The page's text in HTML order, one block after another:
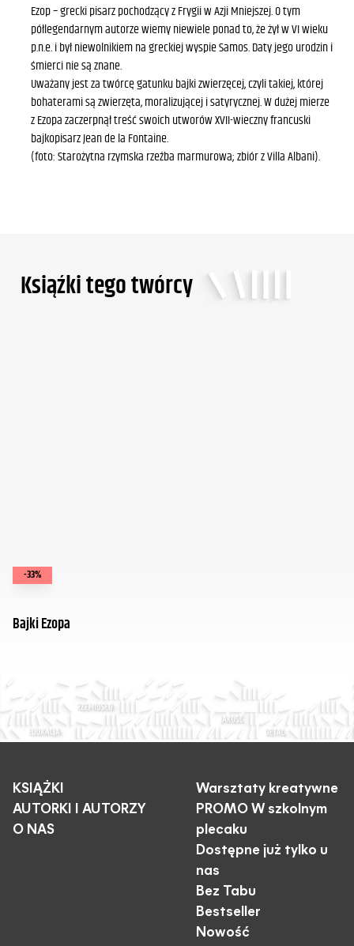
Ezop – grecki pisarz pochodzący z Frygii w Azji Mniejszej. O tym
półlegendarnym autorze wiemy niewiele ponad to, że żył w VI wieku
p.n.e. i był niewolnikiem na greckiej wyspie Samos. Daty jego urodzin i
śmierci nie są znane.
Uważany jest za twórcę gatunku bajki zwierzęcej, czyli takiej, której
bohaterami są zwierzęta, moralizującej i satyrycznej. W dużej mierze
z Ezopa zaczerpnął treść swoich utworów XVII-wieczny francuski
bajkopisarz Jean de la Fontaine.
(foto: Starożytna rzymska rzeźba marmurowa; zbiór z Villa Albani).
Ksiąźki tego twórcy
-33%
Bajki Ezopa
KSIĄŻKI
AUTORKI I AUTORZY
O NAS
Warsztaty kreatywne
PROMO W szkolnym
plecaku
Dostępne już tylko u
nas
Bez Tabu
Bestseller
Nowość